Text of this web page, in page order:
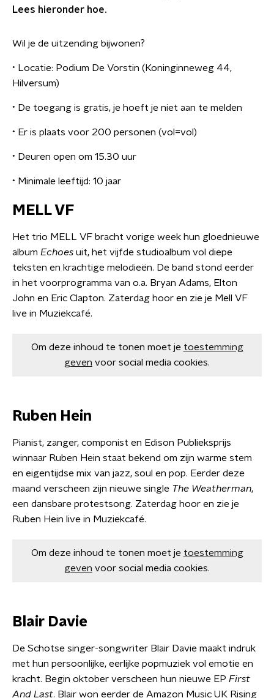
Lees hieronder hoe.
Wil je de uitzending bijwonen?
•⁠ ⁠Locatie: Podium De Vorstin (Koninginneweg 44,
Hilversum)
•⁠ ⁠De toegang is gratis, je hoeft je niet aan te melden
•⁠ ⁠Er is plaats voor 200 personen (vol=vol)
•⁠ ⁠Deuren open om 15.30 uur
•⁠ ⁠Minimale leeftijd: 10 jaar
MELL VF
Het trio MELL VF bracht vorige week hun gloednieuwe
album Echoes uit, het vijfde studioalbum vol diepe
teksten en krachtige melodieën. De band stond eerder
in het voorprogramma van o.a. Bryan Adams, Elton
John en Eric Clapton. Zaterdag hoor en zie je Mell VF
live in Muziekcafé.
Om deze inhoud te tonen moet je toestemming
geven voor social media cookies.
Ruben Hein
Pianist, zanger, componist en Edison Publieksprijs
winnaar Ruben Hein staat bekend om zijn warme stem
en eigentijdse mix van jazz, soul en pop. Eerder deze
maand verscheen zijn nieuwe single The Weatherman,
een dansbare protestsong. Zaterdag hoor en zie je
Ruben Hein live in Muziekcafé.
Om deze inhoud te tonen moet je toestemming
geven voor social media cookies.
Blair Davie
De Schotse singer-songwriter Blair Davie maakt indruk
met hun persoonlijke, eerlijke popmuziek vol emotie en
kracht. Begin oktober verscheen hun nieuwe EP First
And Last. Blair won eerder de Amazon Music UK Rising